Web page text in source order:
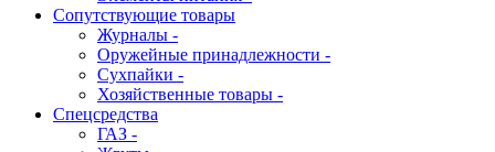
Сопутствующие товары
Журналы -
Оружейные принадлежности -
Сухпайки -
Хозяйственные товары -
Спецсредства
ГАЗ -